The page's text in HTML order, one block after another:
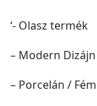
‘- Olasz termék
– Modern Dizájn
– Porcelán / Fém